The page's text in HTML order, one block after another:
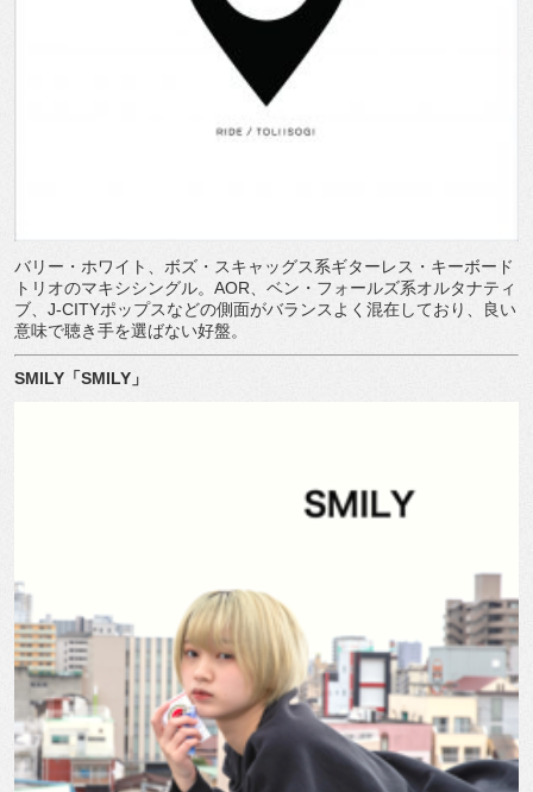
バリー・ホワイト、ボズ・スキャッグス系ギターレス・キーボード
トリオのマキシシングル。 AOR、ベン・フォールズ系オルタナティ
ブ、 J-CITYポップスなどの側面がバランスよく混在しており、良い
意味で聴き手を選ばない好盤。
SMILY 「SMILY 」